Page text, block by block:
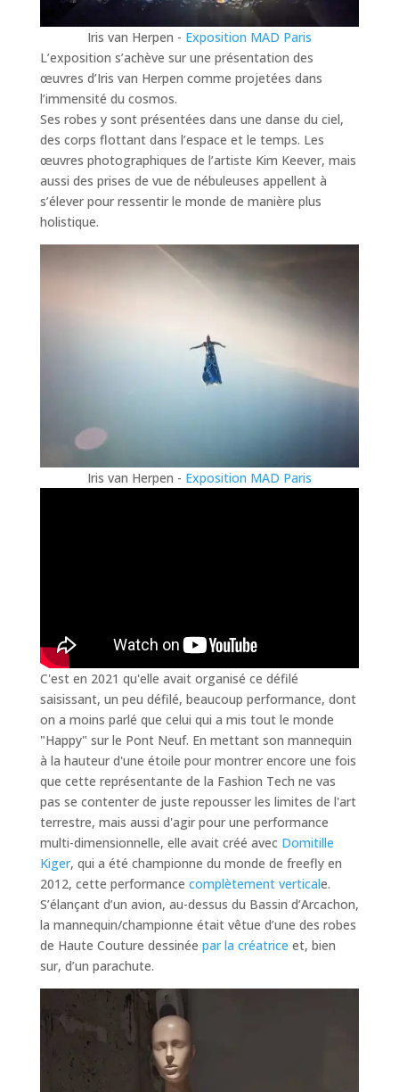
Iris van Herpen - Exposition MAD Paris
L’exposition s’achève sur une présentation des
œuvres d’Iris van Herpen comme projetées dans
l’immensité du cosmos.
Ses robes y sont présentées dans une danse du ciel,
des corps flottant dans l’espace et le temps. Les
œuvres photographiques de l’artiste Kim Keever, mais
aussi des prises de vue de nébuleuses appellent à
s’élever pour ressentir le monde de manière plus
holistique.
Iris van Herpen - Exposition MAD Paris
C'est en 2021 qu'elle avait organisé ce défilé
saisissant, un peu défilé, beaucoup performance, dont
on a moins parlé que celui qui a mis tout le monde
"Happy" sur le Pont Neuf. En mettant son mannequin
à la hauteur d'une étoile pour montrer encore une fois
que cette représentante de la Fashion Tech ne vas
pas se contenter de juste repousser les limites de l'art
terrestre, mais aussi d'agir pour une performance
multi-dimensionnelle, elle avait créé avec Domitille
Kiger, qui a été championne du monde de freefly en
2012, cette performance complètement verticale.
S’élançant d’un avion, au-dessus du Bassin d’Arcachon,
la mannequin/championne était vêtue d’une des robes
de Haute Couture dessinée par la créatrice et, bien
sur, d’un parachute.